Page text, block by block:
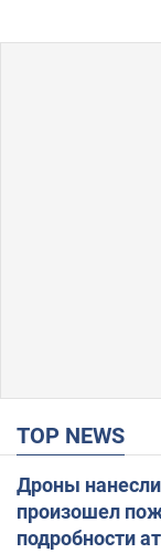
TOP NEWS
Дроны
произошел
подробности